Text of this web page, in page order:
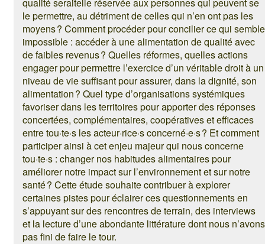
le permettre, au détriment de celles qui n’en ont pas les
moyens ? Comment procéder pour concilier ce qui semble
impossible : accéder à une alimentation de qualité avec
de faibles revenus ? Quelles réformes, quelles actions
engager pour permettre l’exercice d’un véritable droit à un
niveau de vie suffisant pour assurer, dans la dignité, son
alimentation ? Quel type d’organisations systémiques
favoriser dans les territoires pour apporter des réponses
concertées, complémentaires, coopératives et efficaces
entre tou·te·s les acteur·rice·s concerné·e·s ? Et comment
participer ainsi à cet enjeu majeur qui nous concerne
tou·te·s : changer nos habitudes alimentaires pour
améliorer notre impact sur l’environnement et sur notre
santé ? Cette étude souhaite contribuer à explorer
certaines pistes pour éclairer ces questionnements en
s’appuyant sur des rencontres de terrain, des interviews
et la lecture d’une abondante littérature dont nous n’avons
pas fini de faire le tour.